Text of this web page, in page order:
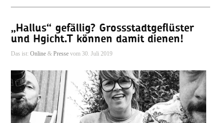
„Hallus“ gefällig? Grossstadtgeflüster
und Hgicht.T können damit dienen!
Das ist: Online& Pressevom 30. Juli 2019